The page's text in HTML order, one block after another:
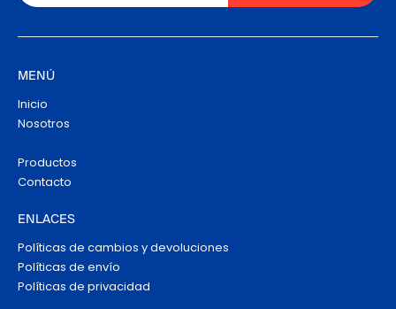
MENÚ
Inicio
Nosotros
Productos
Contacto
ENLACES
Políticas de cambios y devoluciones
Políticas de envío
Políticas de privacidad